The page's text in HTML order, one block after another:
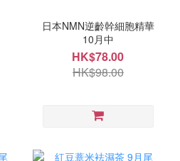
日本NMN逆齡幹細胞精華
10月中
HK$78.00
HK$98.00